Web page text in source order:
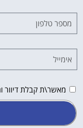
מאשר\ת קבלת דיוור